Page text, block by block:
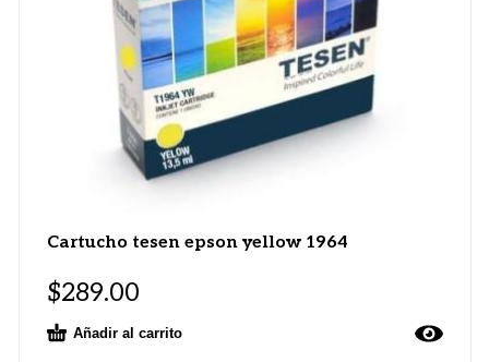
Cartucho tesen epson yellow 1964
$289.00
Añadir al carrito